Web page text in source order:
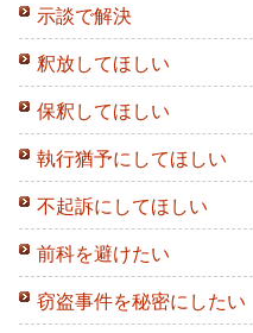
示談で解決
釈放してほしい
保釈してほしい
執行猶予にしてほしい
不起訴にしてほしい
前科を避けたい
窃盗事件を秘密にしたい